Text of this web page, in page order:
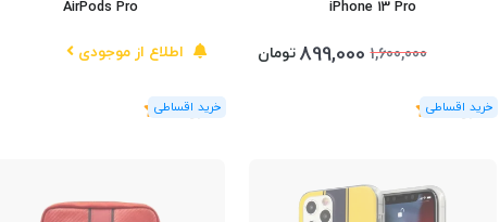
iPhone 13 Pro
1,600,000
899,000تومان
(1رای)
5
AirPods Pro
اطلاع از موجودی
(1رای)
5